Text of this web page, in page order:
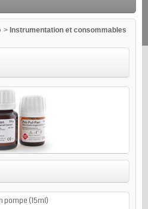
> Instrumentation et consommables
pompe (15ml)